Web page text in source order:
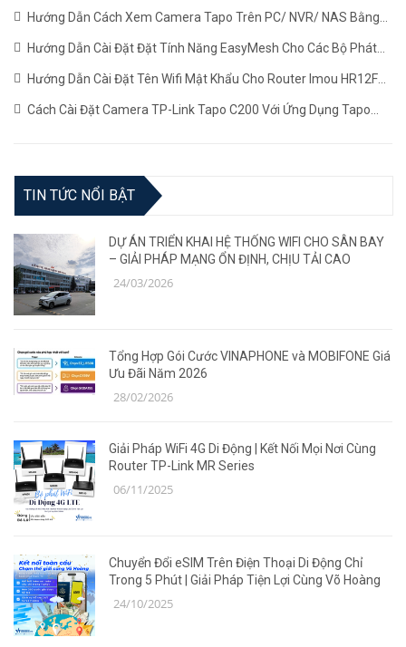
AX1800HP Mới Nhất
(22/06/2024)
Hướng Dẫn Cách Xem Camera Tapo Trên PC/ NVR/ NAS Bằng
Giao Thức RTSP
(24/05/2024)
Hướng Dẫn Cài Đặt Đặt Tính Năng EasyMesh Cho Các Bộ Phát
WiFi TP-LINK (19/12/2023)
Hướng Dẫn Cài Đặt Tên Wifi Mật Khẩu Cho Router Imou HR12F
Mới Nhất
(02/11/2023)
Cách Cài Đặt Camera TP-Link Tapo C200 Với Ứng Dụng Tapo
TIN TỨC NỔI BẬT
DỰ ÁN TRIỂN KHAI HỆ THỐNG WIFI CHO SÂN BAY
– GIẢI PHÁP MẠNG ỔN ĐỊNH, CHỊU TẢI CAO
24/03/2026
Tổng Hợp Gói Cước VINAPHONE và MOBIFONE Giá
Ưu Đãi Năm 2026
28/02/2026
Giải Pháp WiFi 4G Di Động | Kết Nối Mọi Nơi Cùng
Router TP-Link MR Series
06/11/2025
Chuyển Đổi eSIM Trên Điện Thoại Di Động Chỉ
Trong 5 Phút | Giải Pháp Tiện Lợi Cùng Võ Hoàng
24/10/2025